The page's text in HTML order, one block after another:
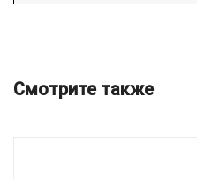
Смотрите также